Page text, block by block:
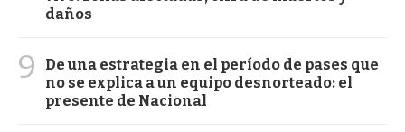
daños
9
De una estrategia en el período de pases que
no se explica a un equipo desnorteado: el
presente de Nacional